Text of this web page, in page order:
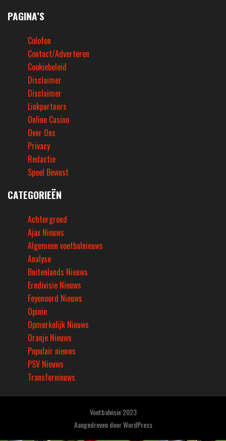
PAGINA’S
Colofon
Contact/Adverteren
Cookiebeleid
Disclaimer
Disclaimer
Linkpartners
Online Casino
Over Ons
Privacy
Redactie
Speel Bewust
CATEGORIEËN
Achtergrond
Ajax Nieuws
Algemeen voetbalnieuws
Analyse
Buitenlands Nieuws
Eredivisie Nieuws
Feyenoord Nieuws
Opinie
Opmerkelijk Nieuws
Oranje Nieuws
Populair nieuws
PSV Nieuws
Transfernieuws
Voetbalvisie 2023
Aangedreven doorWordPress